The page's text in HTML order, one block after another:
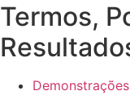
Termos,